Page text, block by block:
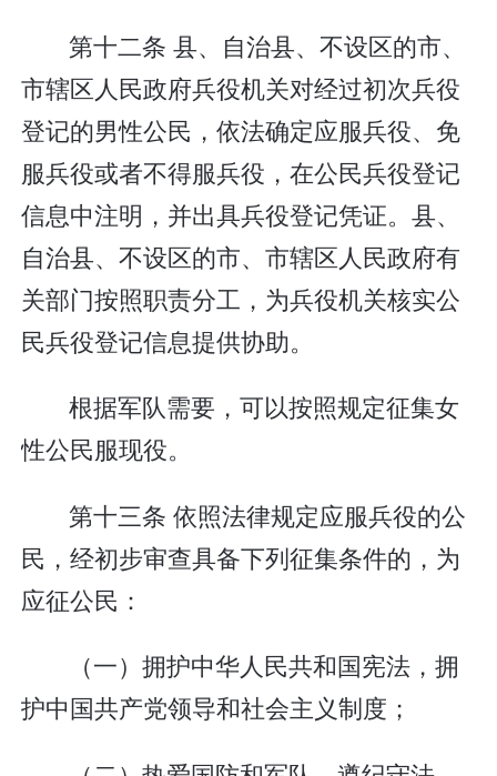
第十二条 县、自治县、不设区的市、
市辖区人民政府兵役机关对经过初次兵役
登记的男性公民，依法确定应服兵役、免
服兵役或者不得服兵役，在公民兵役登记
信息中注明，并出具兵役登记凭证。县、
自治县、不设区的市、市辖区人民政府有
关部门按照职责分工，为兵役机关核实公
民兵役登记信息提供协助。
根据军队需要，可以按照规定征集女
性公民服现役。
第十三条 依照法律规定应服兵役的公
民，经初步审查具备下列征集条件的，为
应征公民：
（一）拥护中华人民共和国宪法，拥
护中国共产党领导和社会主义制度；